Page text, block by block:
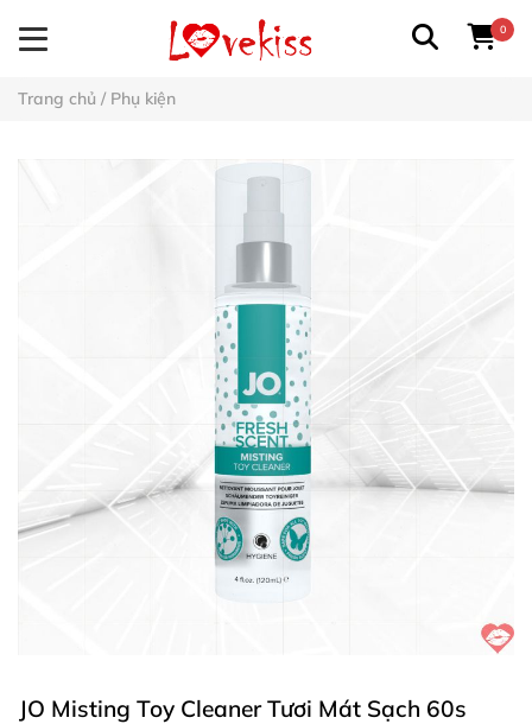
0
Trang chủ / Phụ kiện
JO Misting Toy Cleaner Tươi Mát Sạch 60s